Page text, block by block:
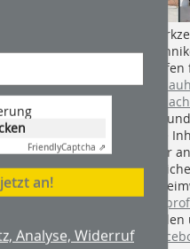
zu
in
FriendlyCaptcha ⇗
an!
Analyse, Widerruf
Videos von
youtube.com/
youtube.com/
Zimmerleuten
wir spannende
holzbau.de
, der
der
interessierte
unserem Blog
fündig. Sie
Twitterund